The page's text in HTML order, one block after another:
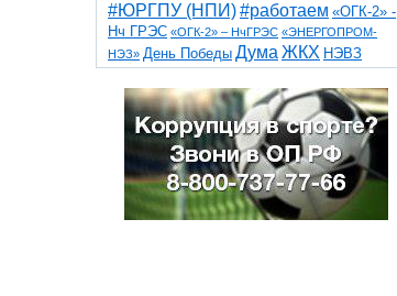
#ЮРГПУ (НПИ)#работаем «ОГК-2» -
Нч ГРЭС «ОГК-2» – НчГРЭС «ЭНЕРГОПРОМ-
НЭЗ» День Победы Дума ЖКХ НЭВЗ
НчГРЭС ТНТ
благоустройствоветераны выборы
детидороги казаки коррупция космос
общественная палата парк пожар роща
спорт театр транспорт художники